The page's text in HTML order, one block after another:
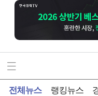
전체뉴스 랭킹뉴스